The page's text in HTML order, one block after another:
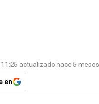
actualizado hace 5 meses
en